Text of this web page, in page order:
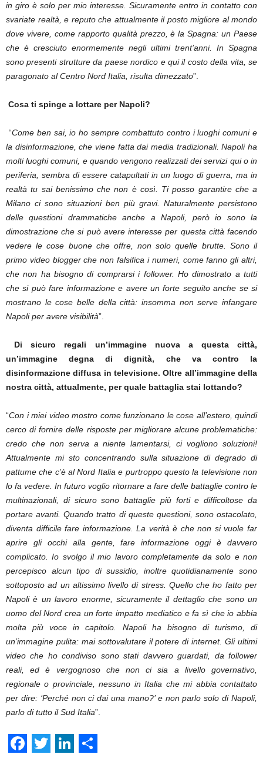
in giro è solo per mio interesse. Sicuramente entro in contatto con
svariate realtà, e reputo che attualmente il posto migliore al mondo
dove vivere, come rapporto qualità prezzo, è la Spagna: un Paese
che è cresciuto enormemente negli ultimi trent’anni. In Spagna
sono presenti strutture da paese nordico e qui il costo della vita, se
paragonato al Centro Nord Italia, risulta dimezzato”.
Cosa ti spinge a lottare per Napoli?
“Come ben sai, io ho sempre combattuto contro i luoghi comuni e
la disinformazione, che viene fatta dai media tradizionali. Napoli ha
molti luoghi comuni, e quando vengono realizzati dei servizi qui o in
periferia, sembra di essere catapultati in un luogo di guerra, ma in
realtà tu sai benissimo che non è così. Ti posso garantire che a
Milano ci sono situazioni ben più gravi. Naturalmente persistono
delle questioni drammatiche anche a Napoli, però io sono la
dimostrazione che si può avere interesse per questa città facendo
vedere le cose buone che offre, non solo quelle brutte. Sono il
primo video blogger che non falsifica i numeri, come fanno gli altri,
che non ha bisogno di comprarsi i follower. Ho dimostrato a tutti
che si può fare informazione e avere un forte seguito anche se si
mostrano le cose belle della città: insomma non serve infangare
Napoli per avere visibilità”.
Di sicuro regali un’immagine nuova a questa città,
un’immagine degna di dignità, che va contro la
disinformazione diffusa in televisione. Oltre all’immagine della
nostra città, attualmente, per quale battaglia stai lottando?
“Con i miei video mostro come funzionano le cose all’estero, quindi
cerco di fornire delle risposte per migliorare alcune problematiche:
credo che non serva a niente lamentarsi, ci vogliono soluzioni!
Attualmente mi sto concentrando sulla situazione di degrado di
pattume che c’è al Nord Italia e purtroppo questo la televisione non
lo fa vedere. In futuro voglio ritornare a fare delle battaglie contro le
multinazionali, di sicuro sono battaglie più forti e difficoltose da
portare avanti. Quando tratto di queste questioni, sono ostacolato,
diventa difficile fare informazione. La verità è che non si vuole far
aprire gli occhi alla gente, fare informazione oggi è davvero
complicato. Io svolgo il mio lavoro completamente da solo e non
percepisco alcun tipo di sussidio, inoltre quotidianamente sono
sottoposto ad un altissimo livello di stress. Quello che ho fatto per
Napoli è un lavoro enorme, sicuramente il dettaglio che sono un
uomo del Nord crea un forte impatto mediatico e fa sì che io abbia
molta più voce in capitolo. Napoli ha bisogno di turismo, di
un’immagine pulita: mai sottovalutare il potere di internet. Gli ultimi
video che ho condiviso sono stati davvero guardati, da follower
reali, ed è vergognoso che non ci sia a livello governativo,
regionale o provinciale, nessuno in Italia che mi abbia contattato
per dire: ‘Perché non ci dai una mano?’ e non parlo solo di Napoli,
parlo di tutto il Sud Italia”.